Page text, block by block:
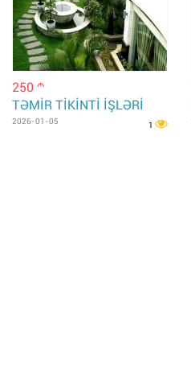
250 m
TƏMİR TİKİNTİ İŞLƏRİ
2026-01-05 1